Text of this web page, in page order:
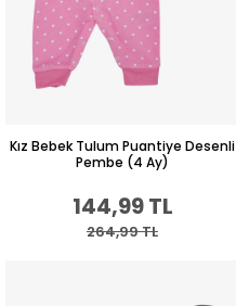
Kız Bebek Tulum Puantiye Desenli
Pembe (4 Ay)
144,99 TL
264,99 TL